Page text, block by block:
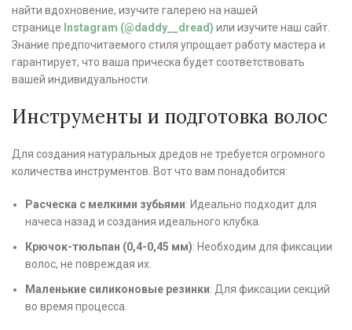
найти вдохновение, изучите галерею на нашей
странице Instagram (@daddy__dread) или изучите наш сайт.
Знание предпочитаемого стиля упрощает работу мастера и
гарантирует, что ваша прическа будет соответствовать
вашей индивидуальности.
Инструменты и подготовка волос
Для создания натуральных дредов не требуется огромного
количества инструментов. Вот что вам понадобится:
Расческа с мелкими зубьями: Идеально подходит для
начеса назад и создания идеального клубка.
Крючок-тюльпан (0,4-0,45 мм): Необходим для фиксации
волос, не повреждая их.
Маленькие силиконовые резинки: Для фиксации секций
во время процесса.